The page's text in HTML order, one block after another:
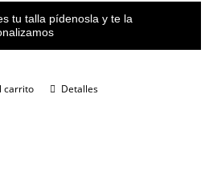
tu talla pídenosla y te la
carrito Detalles